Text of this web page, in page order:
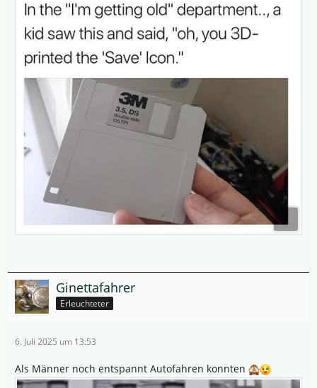
Ginettafahrer
Erleuchteter
6. Juli 2025 um 13:53
Als Männer noch entspannt Autofahren konnten